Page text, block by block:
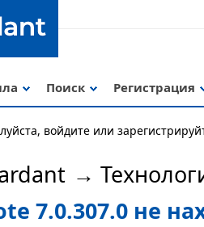
Поиск Регистрация
войдите или
→
7.0.307.0 не